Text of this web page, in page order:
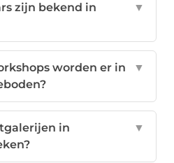
zijn bekend in
▼
worden er in
▼
in
▼